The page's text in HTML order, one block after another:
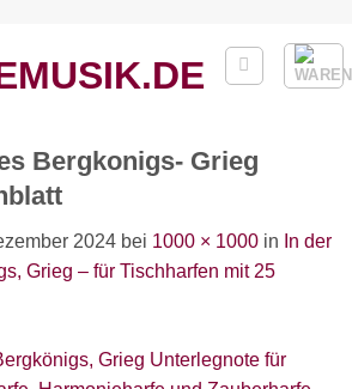
Bergkonigs- Grieg
2024 bei 1000 × 1000 in In der
Grieg – für Tischharfen mit 25